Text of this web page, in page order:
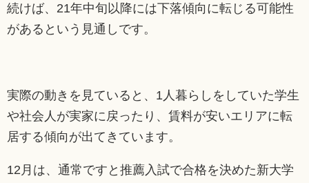
続けば、21年中旬以降には下落傾向に転じる可能性
があるという見通しです。
実際の動きを見ていると、1人暮らしをしていた学生
や社会人が実家に戻ったり、賃料が安いエリアに転
居する傾向が出てきています。
12月は、通常ですと推薦入試で合格を決めた新大学